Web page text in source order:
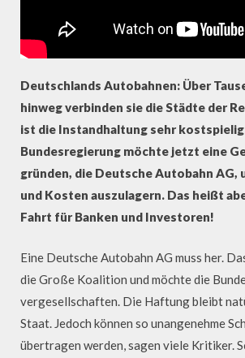
Deutschlands Autobahnen: Über
hinweg verbinden sie die Städte der
ist die Instandhaltung sehr
Bundesregierung möchte jetzt eine
gründen, die Deutsche Autobahn AG,
und Kosten auszulagern. Das heißt
Fahrt für Banken und Investoren!
Eine Deutsche Autobahn AG muss her.
die Große Koalition und möchte die
vergesellschaften. Die Haftung bleibt
Staat. Jedoch können so unangenehme
übertragen werden, sagen viele Kritiker.